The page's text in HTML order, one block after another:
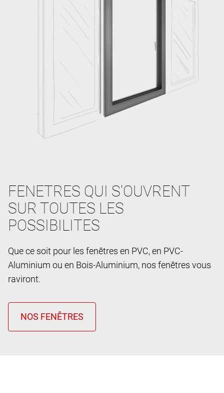
FENETRES QUI S'OUVRENT
SUR TOUTES LES
POSSIBILITES
Que ce soit pour les fenêtres en PVC, en PVC-
Aluminium ou en Bois-Aluminium, nos fenêtres vous
raviront.